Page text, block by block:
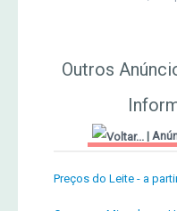
Outros
|
Preços do Leite - a